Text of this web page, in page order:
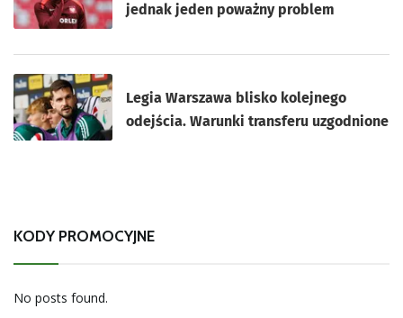
jednak jeden poważny problem
Legia Warszawa blisko kolejnego
odejścia. Warunki transferu uzgodnione
KODY PROMOCYJNE
No posts found.